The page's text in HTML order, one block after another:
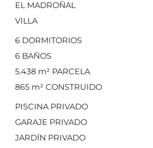
EL MADROÑAL
VILLA
6 DORMITORIOS
6 BAÑOS
5.438 m² PARCELA
865 m² CONSTRUIDO
PISCINA PRIVADO
GARAJE PRIVADO
JARDÍN PRIVADO